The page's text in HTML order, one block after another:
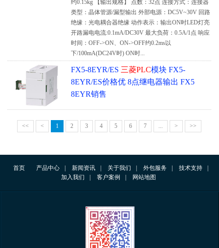
约0.15kg 【输出规格】 点数：32点 连接方式：连接器
类型：晶体管源/漏型输出 外部电源：DC5V~30V 回路
绝缘：光电耦合器绝缘 动作表示：输出ON时LED灯亮
开路漏电电流:0.1mA/DC30V 最大负荷：0.5A/1点 响应
时间：OFF->ON、ON->OFF约0.2ms以
下/100mA(DC24V时) ON时...
FX5-8EYR/ES 三菱PLC模块 FX5-
8EYR/ES价格优 8点继电器输出 FX5
8EYR销售
<< < 1 2 3 4 5 6 7 ... > >>
首页 产品中心 新闻资讯 关于我们 外包服务 技术支持
加入我们
客户案例 网站地图